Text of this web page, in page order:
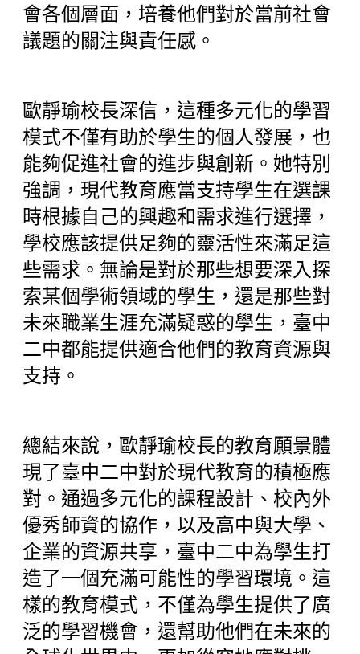
會各個層面，培養他們對於當前社會
議題的關注與責任感。
歐靜瑜校長深信，這種多元化的學習
模式不僅有助於學生的個人發展，也
能夠促進社會的進步與創新。她特別
強調，現代教育應當支持學生在選課
時根據自己的興趣和需求進行選擇，
學校應該提供足夠的靈活性來滿足這
些需求。無論是對於那些想要深入探
索某個學術領域的學生，還是那些對
未來職業生涯充滿疑惑的學生，臺中
二中都能提供適合他們的教育資源與
支持。
總結來說，歐靜瑜校長的教育願景體
現了臺中二中對於現代教育的積極應
對。通過多元化的課程設計、校內外
優秀師資的協作，以及高中與大學、
企業的資源共享，臺中二中為學生打
造了一個充滿可能性的學習環境。這
樣的教育模式，不僅為學生提供了廣
泛的學習機會，還幫助他們在未來的